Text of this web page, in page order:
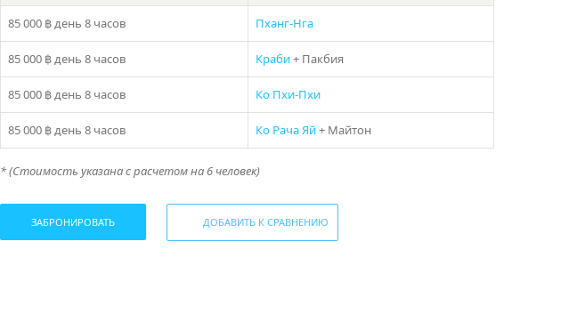
85 000 ฿день 8 часов Пханг-Нга
85 000 ฿день 8 часов Краби+ Пакбия
85 000 ฿день 8 часов Ко Пхи-Пхи
85 000 ฿день 8 часов Ко Рача Яй+ Майтон
* (Стоимость указана с расчетом на 6 человек)
ЗАБРОНИРОВАТЬ ДОБАВИТЬ К СРАВНЕНИЮ